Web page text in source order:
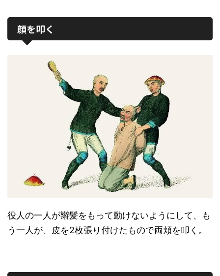
顔を叩く
役人の一人が辮髪をもって動けないようにして、も
う一人が、皮を2枚張り付けたもので両頬を叩く。